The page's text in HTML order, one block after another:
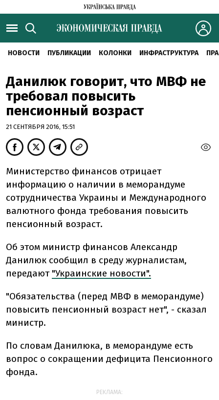
НОВОСТИ ПУБЛИКАЦИИ КОЛОНКИ ИНФРАСТРУКТУРА
Данилюк говорит, что МВФ не
требовал повысить
пенсионный возраст
21 СЕНТЯБРЯ 2016, 15:51
Министерство финансов отрицает
информацию о наличии в меморандуме
сотрудничества Украины и Международного
валютного фонда требования повысить
пенсионный возраст.
Об этом министр финансов Александр
Данилюк сообщил в среду журналистам,
передают "Украинские новости".
"Обязательства (перед МВФ в меморандуме)
повысить пенсионный возраст нет", - сказал
министр.
По словам Данилюка, в меморандуме есть
вопрос о сокращении дефицита Пенсионного
фонда.
РЕКЛАМА: